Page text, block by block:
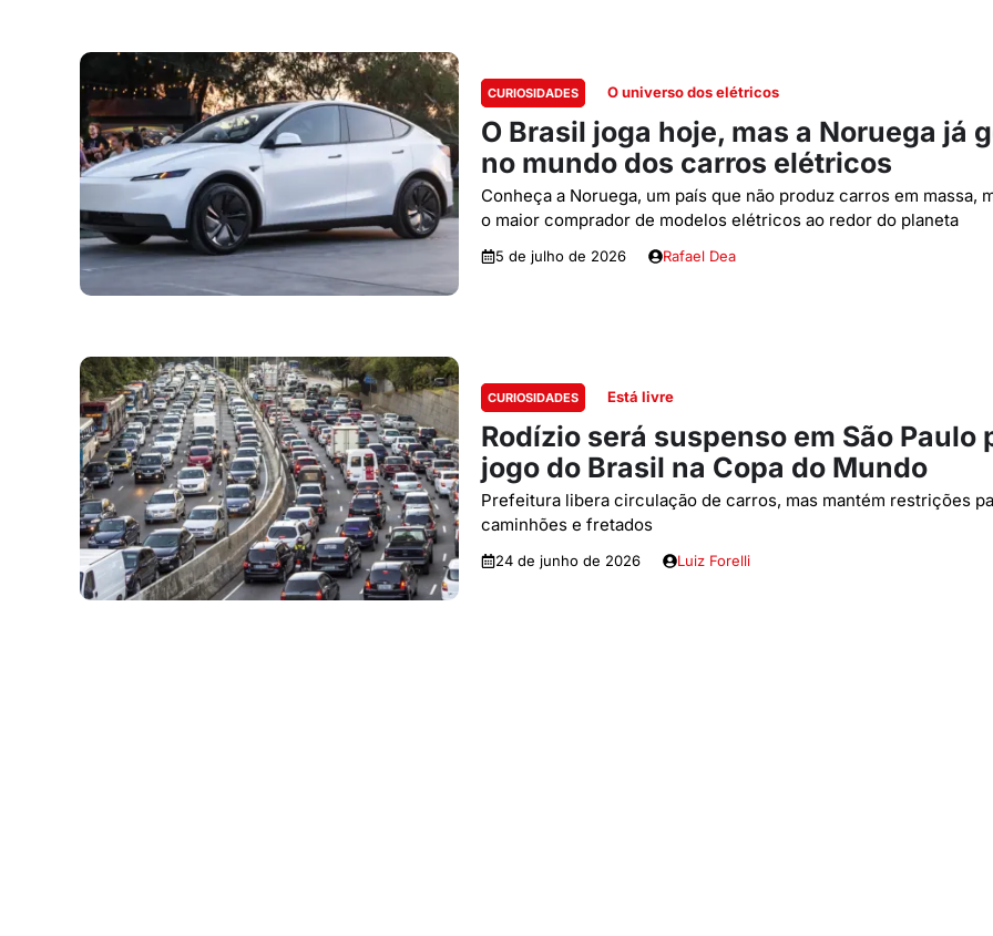
CURIOSIDADES O universo dos elétricos
O Brasil joga hoje, mas a Noruega já
no mundo dos carros elétricos
Conheça a Noruega, um país que não produz carros em massa,
o maior comprador de modelos elétricos ao redor do planeta
5 de julho de 2026 Rafael Dea
CURIOSIDADES Está livre
Rodízio será suspenso em São Paulo
jogo do Brasil na Copa do Mundo
Prefeitura libera circulação de carros, mas mantém restrições
caminhões e fretados
24 de junho de 2026 Luiz Forelli